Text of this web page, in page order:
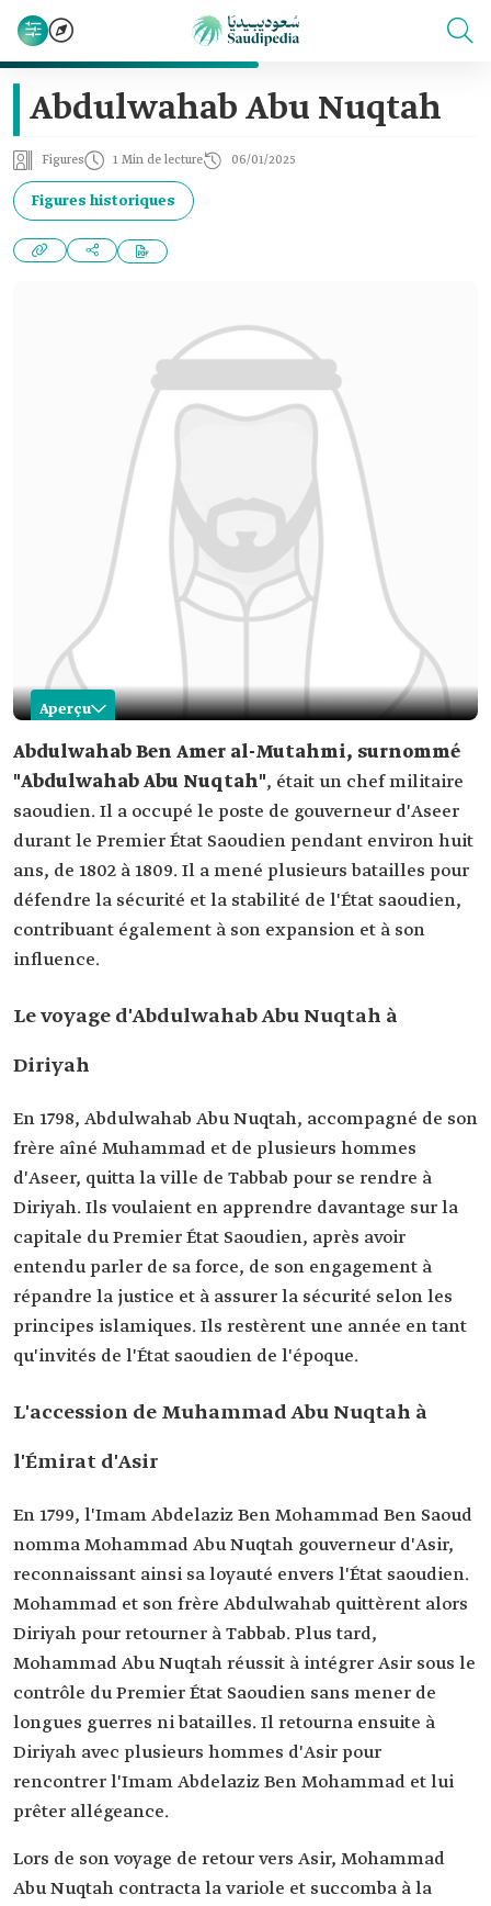
Abdulwahab Abu Nuqtah
Figures 1 Min de lecture 06/01/2025
Figures historiques
Aperçu
Abdulwahab Abu Nuqtah
Nom
Abdulwahab Abu Nuqtah
Classification
Chef militaire et gouverneur d'Asir
Période de
l'émirat
De 1802 à 1809
Contributions
A mené plusieurs batailles pour défendre la
sécurité et la stabilité de l'État saoudien, tout en
Abdulwahab Ben Amer al-Mutahmi, surnommé
"Abdulwahab Abu Nuqtah", était un chef militaire
saoudien. Il a occupé le poste de gouverneur d'Aseer
durant le Premier État Saoudien pendant environ huit
ans, de 1802 à 1809. Il a mené plusieurs batailles pour
défendre la sécurité et la stabilité de l'État saoudien,
contribuant également à son expansion et à son
influence.
Le voyage d'Abdulwahab Abu Nuqtah à
Diriyah
En 1798, Abdulwahab Abu Nuqtah, accompagné de son
frère aîné Muhammad et de plusieurs hommes
d'Aseer, quitta la ville de Tabbab pour se rendre à
Diriyah. Ils voulaient en apprendre davantage sur la
capitale du Premier État Saoudien, après avoir
entendu parler de sa force, de son engagement à
répandre la justice et à assurer la sécurité selon les
principes islamiques. Ils restèrent une année en tant
qu'invités de l'État saoudien de l'époque.
L'accession de Muhammad Abu Nuqtah à
l'Émirat d'Asir
En 1799, l'Imam Abdelaziz Ben Mohammad Ben Saoud
nomma Mohammad Abu Nuqtah gouverneur d'Asir,
reconnaissant ainsi sa loyauté envers l'État saoudien.
Mohammad et son frère Abdulwahab quittèrent alors
Diriyah pour retourner à Tabbab. Plus tard,
Mohammad Abu Nuqtah réussit à intégrer Asir sous le
contrôle du Premier État Saoudien sans mener de
longues guerres ni batailles. Il retourna ensuite à
Diriyah avec plusieurs hommes d'Asir pour
rencontrer l'Imam Abdelaziz Ben Mohammad et lui
prêter allégeance.
Lors de son voyage de retour vers Asir, Mohammad
Abu Nuqtah contracta la variole et succomba à la